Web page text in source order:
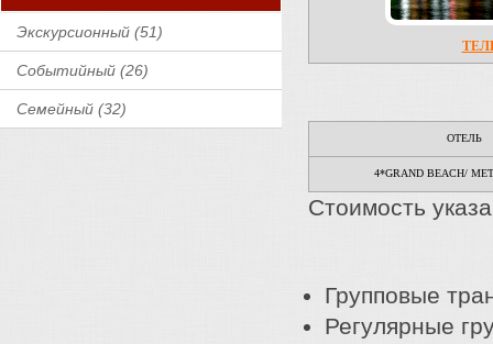
Экскурсионный (51)
Событийный (26)
Семейный (32)
ОТЕЛЬ
4*GRAND BEACH/
Стоимость
Групповые
Регулярные